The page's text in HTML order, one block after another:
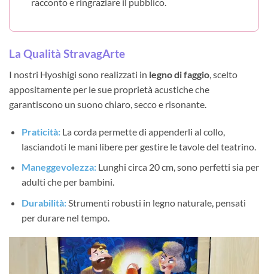
racconto e ringraziare il pubblico.
La Qualità StravagArte
I nostri Hyoshigi sono realizzati in legno di faggio , scelto
appositamente per le sue proprietà acustiche che
garantiscono un suono chiaro, secco e risonante.
Praticità:La corda permette di appenderli al collo,
lasciandoti le mani libere per gestire le tavole del teatrino.
Maneggevolezza:Lunghi circa 20 cm, sono perfetti sia per
adulti che per bambini.
Durabilità:Strumenti robusti in legno naturale, pensati
per durare nel tempo.